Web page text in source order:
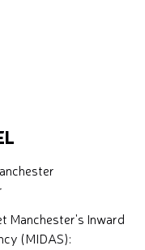
Manchester's Inward
(MIDAS):